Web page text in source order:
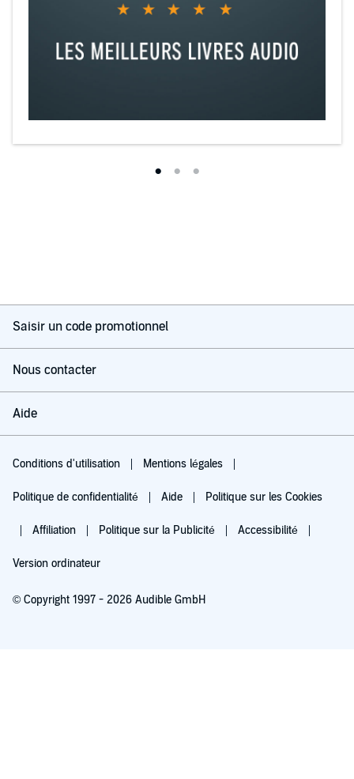
Saisir un code promotionnel
Nous contacter
Aide
Conditions d'utilisation Mentions légales
Politique de confidentialité Aide Politique sur les Cookies
Affiliation Politique sur la Publicité Accessibilité
Version ordinateur
© Copyright 1997 - 2026 Audible GmbH